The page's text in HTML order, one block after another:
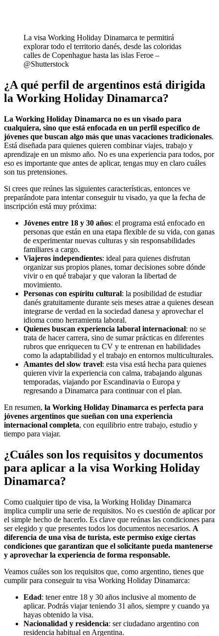
La visa Working Holiday Dinamarca te permitirá
explorar todo el territorio danés, desde las coloridas
calles de Copenhague hasta las islas Feroe –
@Shutterstock
¿A qué perfil de argentinos está dirigida
la Working Holiday Dinamarca?
La Working Holiday Dinamarca no es un visado para
cualquiera, sino que está enfocada en un perfil específico de
jóvenes que buscan algo más que unas vacaciones tradicionales.
Está diseñada para quienes quieren combinar viajes, trabajo y
aprendizaje en un mismo año. No es una experiencia para todos, por
eso es importante que antes de aplicar, tengas muy en claro cuáles
son tus pretensiones.
Si crees que reúnes las siguientes características, entonces ve
preparándote para intentar conseguir tu visado, ya que la fecha de
inscripción está muy próxima:
Jóvenes entre 18 y 30 años: el programa está enfocado en
personas que están en una etapa flexible de su vida, con ganas
de experimentar nuevas culturas y sin responsabilidades
familiares a cargo.
Viajeros independientes: ideal para quienes disfrutan
organizar sus propios planes, tomar decisiones sobre dónde
vivir o en qué trabajar y que valoran la libertad de
movimiento.
Personas con espíritu cultural: la posibilidad de estudiar
danés gratuitamente durante seis meses atrae a quienes desean
integrarse de verdad en la sociedad danesa y aprovechar el
idioma como herramienta laboral.
Quienes buscan experiencia laboral internacional: no se
trata de hacer carrera, sino de sumar prácticas en diferentes
rubros que enriquecen tu CV y te entrenan en habilidades
como la adaptabilidad y el trabajo en entornos multiculturales.
Amantes del slow travel: esta visa está hecha para quienes
quieren vivir la experiencia con calma, trabajando algunas
temporadas, viajando por Escandinavia o Europa y
regresando a Dinamarca para continuar con el plan.
En resumen, la Working Holiday Dinamarca es perfecta para
jóvenes argentinos que sueñan con una experiencia
internacional completa, con equilibrio entre trabajo, estudio y
tiempo para viajar.
¿Cuáles son los requisitos y documentos
para aplicar a la visa Working Holiday
Dinamarca?
Como cualquier tipo de visa, la Working Holiday Dinamarca
implica cumplir una serie de requisitos. No es cuestión de aplicar por
el simple hecho de hacerlo. Es clave que reúnas las condiciones para
ser elegido y que presentes todos los documentos necesarios. A
diferencia de una visa de turista, este permiso exige ciertas
condiciones que garantizan que el solicitante pueda mantenerse
y aprovechar la experiencia de forma responsable.
Veamos cuáles son los requisitos que, como argentino, tienes que
cumplir para conseguir tu visa Working Holiday Dinamarca:
Edad: tener entre 18 y 30 años inclusive al momento de
aplicar. Podrás viajar teniendo 31 años, siempre y cuando ya
hayas obtenido la visa.
Nacionalidad y residencia: ser ciudadano argentino con
residencia habitual en Argentina.